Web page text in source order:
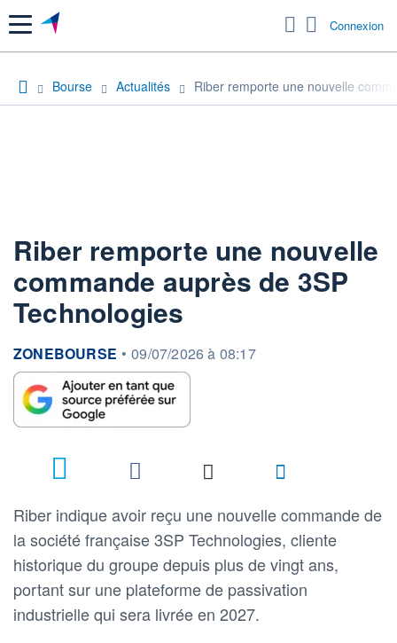
Menu Connexion
Bourse Actualités Riber remporte une nouvelle
Riber remporte une nouvelle
commande auprès de 3SP
Technologies
information fournie par
ZONEBOURSE • 09/07/2026 à 08:17
Riber indique avoir reçu une nouvelle commande de
la société française 3SP Technologies, cliente
historique du groupe depuis plus de vingt ans,
portant sur une plateforme de passivation
industrielle qui sera livrée en 2027.